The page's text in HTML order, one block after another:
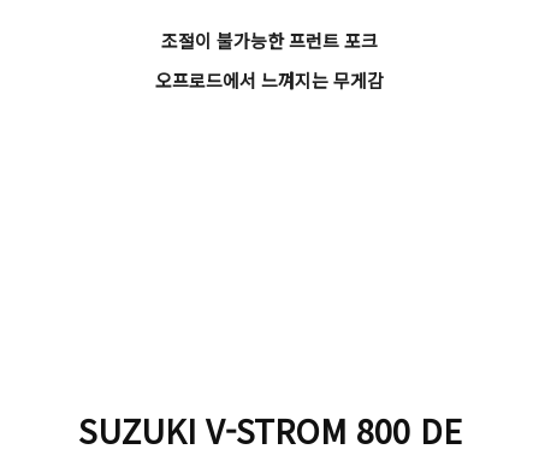
조절이 불가능한 프런트 포크
오프로드에서 느껴지는 무게감
SUZUKI V-STROM 800 DE